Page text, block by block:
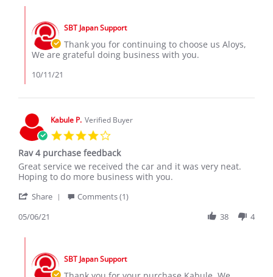
2021
on
Oct
2021
Store
Owner
on
by
Aloys
10
Oct
2021
SBT Japan Support
Thank you for continuing to choose us Aloys,
We are grateful doing business with you.
10/11/21
Kabule P. Verified Buyer
rating
Rav 4 purchase feedback
Review
by
P.
6
2021
review
stating
4
feedback
Great service we received the car and it was very neat.
Hoping to do more business with you.
Share
on
Comments (1)
05/06/21
38 4
Store
Owner
SBT Japan Support